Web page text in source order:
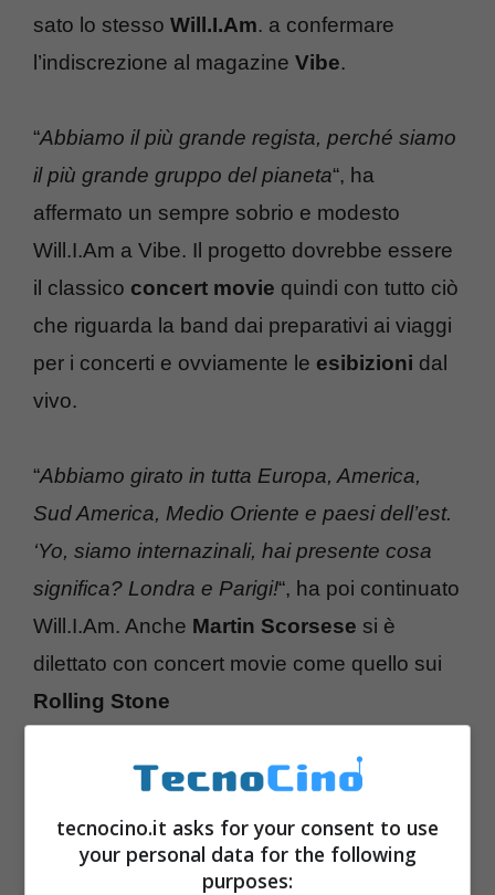
sato lo stesso Will.I.Am. a confermare
l’indiscrezione al magazine Vibe.
“Abbiamo il più grande regista, perché siamo
il più grande gruppo del pianeta“, ha
affermato un sempre sobrio e modesto
Will.I.Am a Vibe. Il progetto dovrebbe essere
il classico concert movie quindi con tutto ciò
che riguarda la band dai preparativi ai viaggi
per i concerti e ovviamente le esibizioni dal
vivo.
“Abbiamo girato in tutta Europa, America,
Sud America, Medio Oriente e paesi dell’est.
‘Yo, siamo internazinali, hai presente cosa
significa? Londra e Parigi!“, ha poi continuato
Will.I.Am. Anche Martin Scorsese si è
dilettato con concert movie come quello sui
Rolling Stone
tecnocino.it asks for your consent to use
your personal data for the following
purposes: